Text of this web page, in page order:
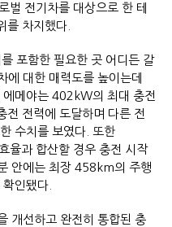
벌 전기차를 대상으로 한 테
를 차지했다.
포함한 필요한 곳 어디든 갈
에 대한 매력도를 높이는데
메야는 402kW의 최대 충전
전력에 도달하며 다른 전
수치를 보였다. 또한
과 합산할 경우 충전 시작
안에는 최장 458km의 주행
인됐다.
개선하고 완전히 통합된 충